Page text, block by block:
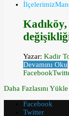
İlçelerimiz
Yazar: Kadir
Devamını Oku
Facebook
Daha Fazlasını Yükle
Facebook
Twitter